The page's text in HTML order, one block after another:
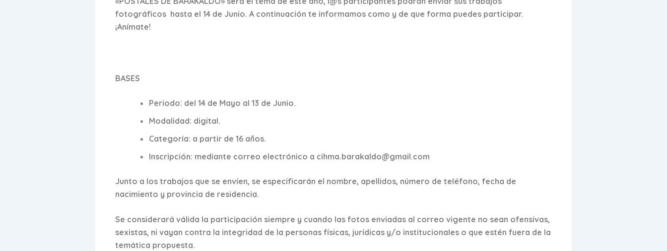
fotográficos hasta el 14 de Junio. A continuación te informamos como y de que forma puedes participar.
¡Anímate!
BASES
Periodo: del 14 de Mayo al 13 de Junio.
Modalidad: digital.
Categoría: a partir de 16 años.
Inscripción: mediante correo electrónico a cihma.barakaldo@gmail.com
Junto a los trabajos que se envíen, se especificarán el nombre, apellidos, número de teléfono, fecha de
nacimiento y provincia de residencia.
Se considerará válida la participación siempre y cuando las fotos enviadas al correo vigente no sean ofensivas,
sexistas, ni vayan contra la integridad de la personas físicas, jurídicas y/o institucionales o que estén fuera de la
temática propuesta.